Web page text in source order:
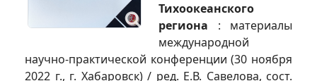
Тихоокеанского
региона : материалы
международной
научно-практической конференции (30 ноября
2022 г., г. Хабаровск) / ред. Е.В. Савелова, сост.